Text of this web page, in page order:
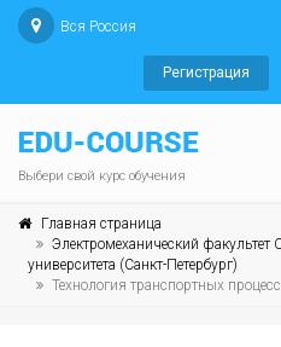
Вся Россия
Регистрация
Выбери свой курс обучения
Главная страница
Электромеханический факультет
университета (Санкт-Петербург)
Технология транспортных